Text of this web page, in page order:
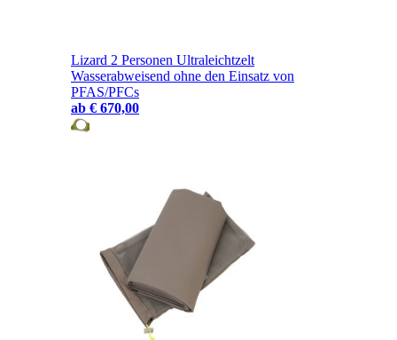
Lizard 2 Personen Ultraleichtzelt
Wasserabweisend ohne den Einsatz von
PFAS/PFCs
ab € 670,00